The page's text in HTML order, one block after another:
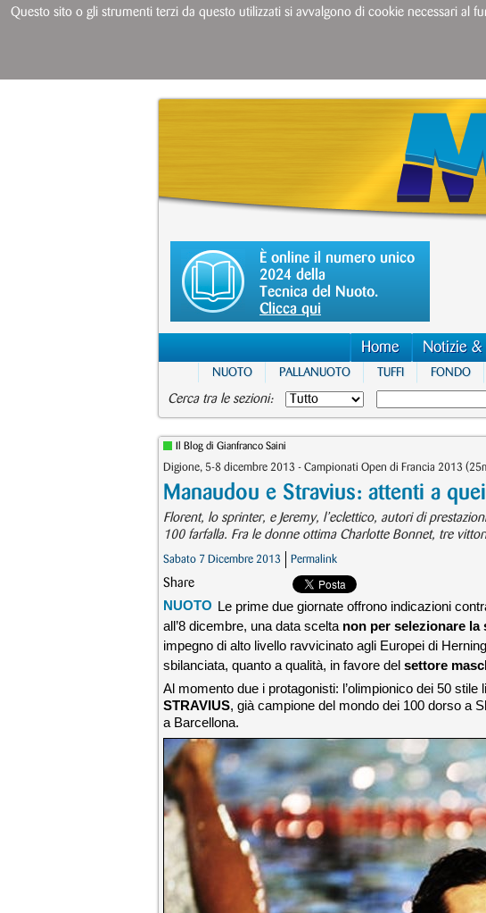
È online il numero unico
2024 della
Tecnica del Nuoto.
Clicca qui
Home Notizie &
NUOTO PALLANUOTO TUFFI FONDO
Cerca tra le sezioni:
Il Blog di Gianfranco Saini
Digione, 5-8 dicembre 2013 - Campionati Open di Francia 2013
Manaudou e Stravius: attenti a
Florent, lo sprinter, e Jeremy, l’eclettico, autori di
100 farfalla. Fra le donne ottima Charlotte Bonnet, tre
Sabato 7 Dicembre 2013 Permalink
Share
NUOTO Le prime due giornate offrono indicazioni
all’8 dicembre, una data scelta non per selezionare la
impegno di alto livello ravvicinato agli Europei di
sbilanciata, quanto a qualità, in favore del settore
Al momento due i protagonisti: l’olimpionico dei 50 stile
STRAVIUS, già campione del mondo dei 100 dorso a
a Barcellona.
Questo sito o gli strumenti terzi da questo utilizzati si avvalgono di cookie necessari al